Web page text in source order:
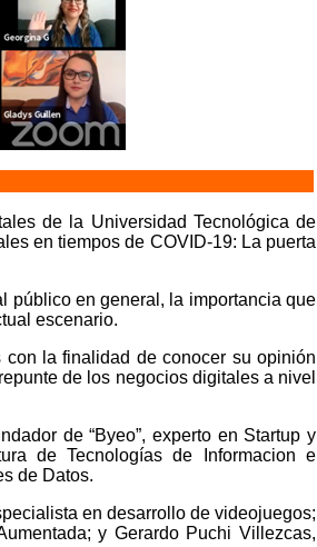
de la Universidad Tecnológica de
en tiempos de COVID-19: La puerta
público en general, la importancia que
escenario.
la finalidad de conocer su opinión
de los negocios digitales a nivel
de “Byeo”, experto en Startup y
de Tecnologías de Informacion e
de Datos.
en desarrollo de videojuegos;
y Gerardo Puchi Villezcas,